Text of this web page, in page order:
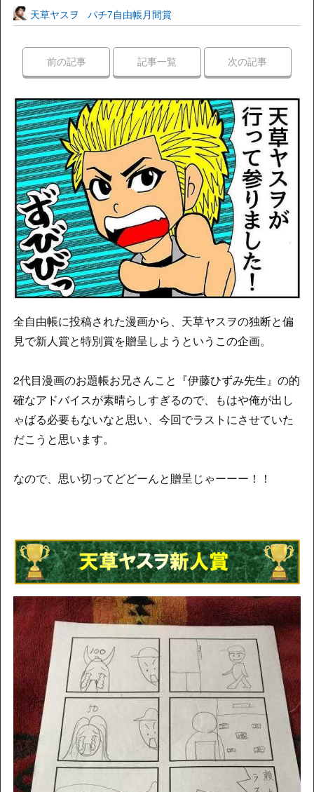
天草ヤスヲ パチ7自由帳月間賞
前の記事 記事一覧 次の記事
全自由帳に投稿された漫画から、天草ヤスヲの独断と偏
見で新人賞と特別賞を贈呈しようというこの企画。
2代目漫画のお題帳お兄さんこと『伊藤ひずみ先生』の的
確なアドバイスが素晴らしすぎるので、もはや俺が出し
ゃばる必要もないなと思い、今回でラストにさせていた
だこうと思います。
なので、思い切ってどどーんと贈呈じゃーーー！！